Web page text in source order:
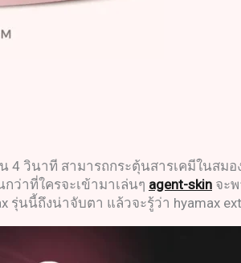
วินาที สามารถกระตุ้นสารเคมีในสม
ว่าที่ใครจะเข้ามาเล่นๆ agent-skin จะ
นนี้ถึงน่าจับตา แล้วจะรู้ว่า hyamax